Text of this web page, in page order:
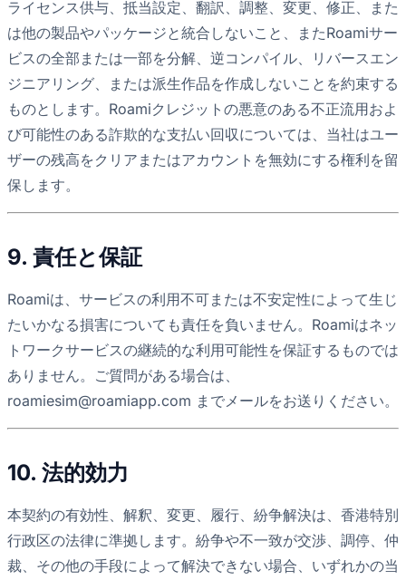
ライセンス供与、抵当設定、翻訳、調整、変更、修正、また
は他の製品やパッケージと統合しないこと、またRoamiサー
ビスの全部または一部を分解、逆コンパイル、リバースエン
ジニアリング、または派生作品を作成しないことを約束する
ものとします。Roamiクレジットの悪意のある不正流用およ
び可能性のある詐欺的な支払い回収については、当社はユー
ザーの残高をクリアまたはアカウントを無効にする権利を留
保します。
9. 責任と保証
Roamiは、サービスの利用不可または不安定性によって生じ
たいかなる損害についても責任を負いません。Roamiはネッ
トワークサービスの継続的な利用可能性を保証するものでは
ありません。ご質問がある場合は、
roamiesim@roamiapp.com までメールをお送りください。
10. 法的効力
本契約の有効性、解釈、変更、履行、紛争解決は、香港特別
行政区の法律に準拠します。紛争や不一致が交渉、調停、仲
裁、その他の手段によって解決できない場合、いずれかの当